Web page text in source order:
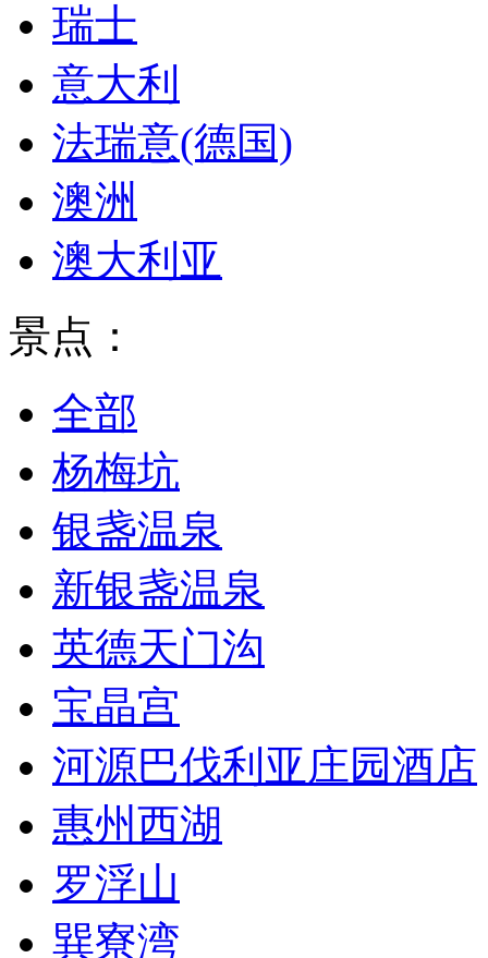
瑞士
意大利
法瑞意(德国)
澳洲
澳大利亚
景点：
全部
杨梅坑
银盏温泉
新银盏温泉
英德天门沟
宝晶宫
河源巴伐利亚庄园酒店
惠州西湖
罗浮山
巽寮湾